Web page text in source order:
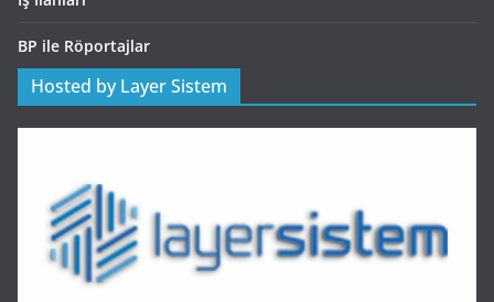
BP ile Röportajlar
Hosted by Layer Sistem